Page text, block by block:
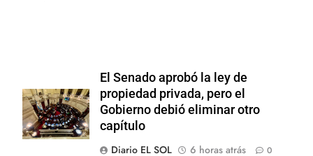
El Senado aprobó la ley de
propiedad privada, pero el
Gobierno debió eliminar otro
capítulo
Diario EL SOL
6 horas atrás 0